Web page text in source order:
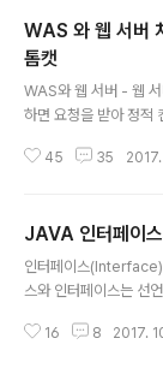
WAS 와 웹 서버
톰캣
WAS와 웹 서버 - 웹
하면 요청을 받아 정
을 기다리고 요청에 대
히 처리 못하겠군.
컨텐츠를 받은 웹서
AS (Web
45 35
JAVA 인터페이
인터페이스
스와 인터페이스는 선
이 없다.)따라서 인터페
16 8 2017.